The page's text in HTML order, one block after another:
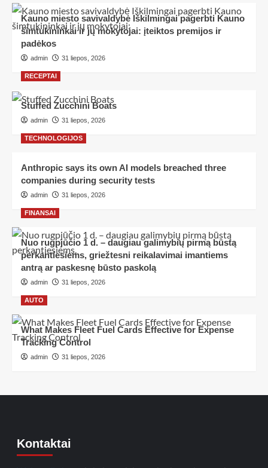
Kauno miesto savivaldybė Iškilmingai pagerbti Kauno
šimtukininkai ir jų mokytojai: įteiktos premijos ir
padėkos
admin 31 liepos, 2026
RECEPTAI
Stuffed Zucchini Boats
admin 31 liepos, 2026
TECHNOLOGIJOS
Anthropic says its own AI models breached three
companies during security tests
admin 31 liepos, 2026
FINANSAI
Nuo rugpjūčio 1 d. – daugiau galimybių pirmą būstą
perkantiesiems, griežtesni reikalavimai imantiems
antrą ar paskesnę būsto paskolą
admin 31 liepos, 2026
AUTO
What Makes Fleet Fuel Cards Effective for Expense
Tracking Control
admin 31 liepos, 2026
Kontaktai